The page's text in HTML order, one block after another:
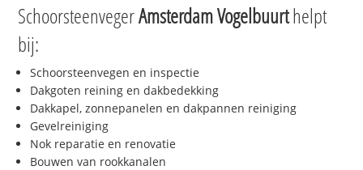
SchoorsteenvegerAmsterdam Vogelbuurthelpt
bij:
Schoorsteenvegen en inspectie
Dakgoten reining en dakbedekking
Dakkapel, zonnepanelen en dakpannen reiniging
Gevelreiniging
Nok reparatie en renovatie
Bouwen van rookkanalen